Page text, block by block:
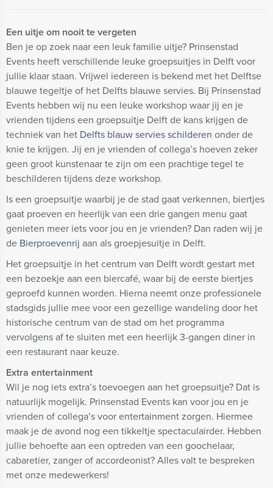
Een uitje om nooit te vergeten
Ben je op zoek naar een leuk familie uitje? Prinsenstad
Events heeft verschillende leuke groepsuitjes in Delft voor
jullie klaar staan. Vrijwel iedereen is bekend met het Delftse
blauwe tegeltje of het Delfts blauwe servies. Bij Prinsenstad
Events hebben wij nu een leuke workshop waar jij en je
vrienden tijdens een groepsuitje Delft de kans krijgen de
techniek van het Delfts blauw servies schilderen onder de
knie te krijgen. Jij en je vrienden of collega’s hoeven zeker
geen groot kunstenaar te zijn om een prachtige tegel te
beschilderen tijdens deze workshop.
Is een groepsuitje waarbij je de stad gaat verkennen, biertjes
gaat proeven en heerlijk van een drie gangen menu gaat
genieten meer iets voor jou en je vrienden? Dan raden wij je
de Bierproevenrij aan als groepjesuitje in Delft.
Het groepsuitje in het centrum van Delft wordt gestart met
een bezoekje aan een biercafé, waar bij de eerste biertjes
geproefd kunnen worden. Hierna neemt onze professionele
stadsgids jullie mee voor een gezellige wandeling door het
historische centrum van de stad om het programma
vervolgens af te sluiten met een heerlijk 3-gangen diner in
een restaurant naar keuze.
Extra entertainment
Wil je nog iets extra’s toevoegen aan het groepsuitje? Dat is
natuurlijk mogelijk. Prinsenstad Events kan voor jou en je
vrienden of collega’s voor entertainment zorgen. Hiermee
maak je de avond nog een tikkeltje spectaculairder. Hebben
jullie behoefte aan een optreden van een goochelaar,
cabaretier, zanger of accordeonist? Alles valt te bespreken
met onze medewerkers!